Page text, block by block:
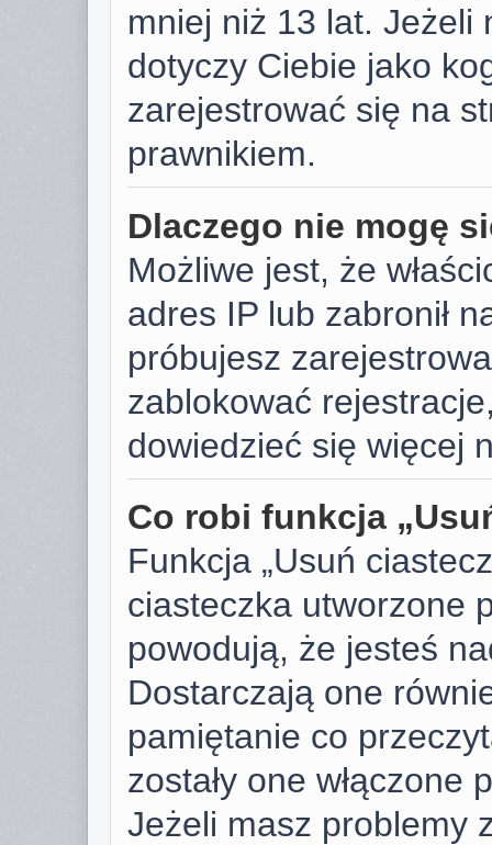
mniej niż 13 lat. Jeżeli
dotyczy Ciebie jako
zarejestrować się na
prawnikiem.
Dlaczego nie mogę
Możliwe jest, że
adres IP lub zabronił
próbujesz
zablokować
dowiedzieć się więcej
Co robi funkcja
Funkcja „Usuń
ciasteczka utworzone
powodują, że jesteś
Dostarczają one
pamiętanie co
zostały one
Jeżeli masz problemy